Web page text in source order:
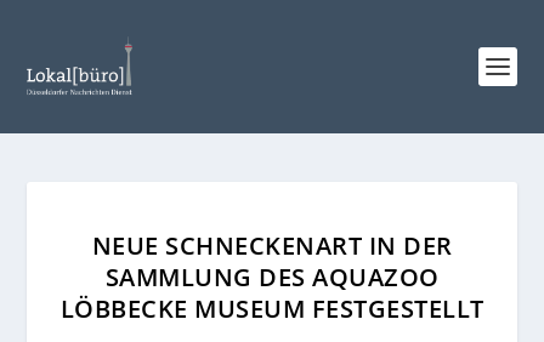
NEUE SCHNECKENART IN DER
SAMMLUNG DES AQUAZOO
LÖBBECKE MUSEUM FESTGESTELLT